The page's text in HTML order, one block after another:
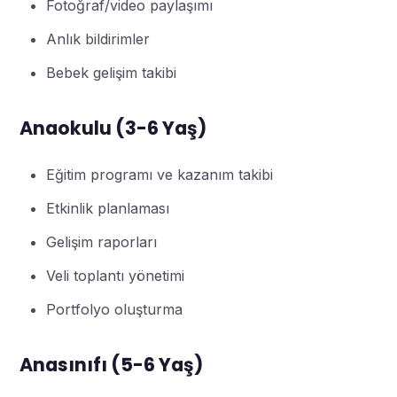
Fotoğraf/video paylaşımı
Anlık bildirimler
Bebek gelişim takibi
Anaokulu (3-6 Yaş)
Eğitim programı ve kazanım takibi
Etkinlik planlaması
Gelişim raporları
Veli toplantı yönetimi
Portfolyo oluşturma
Anasınıfı (5-6 Yaş)